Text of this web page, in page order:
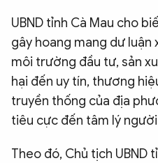
UBND tỉnh Cà Mau cho
gây hoang mang dư luận
môi trường đầu tư, sản
hại đến uy tín, thương
truyền thống của địa
tiêu cực đến tâm lý
Theo đó, Chủ tịch UBND